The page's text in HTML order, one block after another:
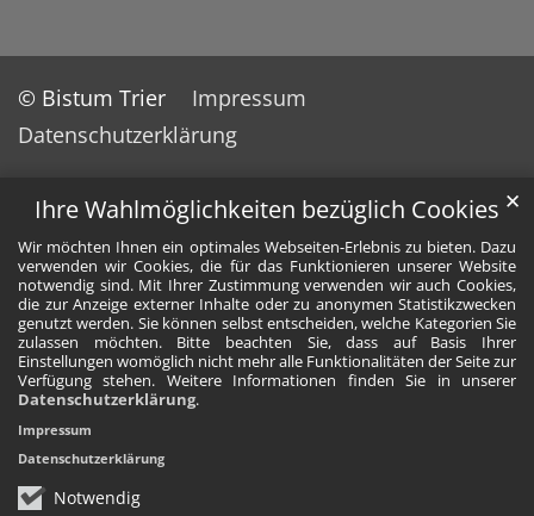
Ihre Wahlmöglichkeiten bezüglich Cookies
Wir möchten Ihnen ein optimales Webseiten-Erlebnis zu bieten. Dazu
verwenden wir Cookies, die für das Funktionieren unserer Website
notwendig sind. Mit Ihrer Zustimmung verwenden wir auch Cookies,
die zur Anzeige externer Inhalte oder zu anonymen Statistikzwecken
genutzt werden. Sie können selbst entscheiden, welche Kategorien Sie
zulassen möchten. Bitte beachten Sie, dass auf Basis Ihrer
Einstellungen womöglich nicht mehr alle Funktionalitäten der Seite zur
Verfügung stehen. Weitere Informationen finden Sie in unserer
Datenschutzerklärung.
Notwendig
✕
Impressum
Datenschutzerklärung
© Bistum Trier
Impressum
Datenschutzerklärung